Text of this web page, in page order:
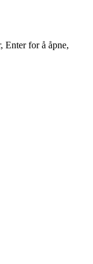
Enter for å åpne,